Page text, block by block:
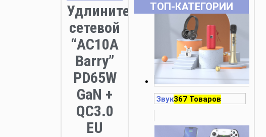
Удлинитель
сетевой
“AC10A
Barry”
PD65W
GaN +
QC3.0
EU
ТОП‑КАТЕГОРИИ
Звук367 Товаров